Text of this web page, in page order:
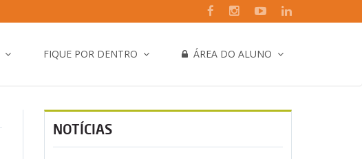
FIQUE POR DENTRO ÁREA DO ALUNO
NOTÍCIAS